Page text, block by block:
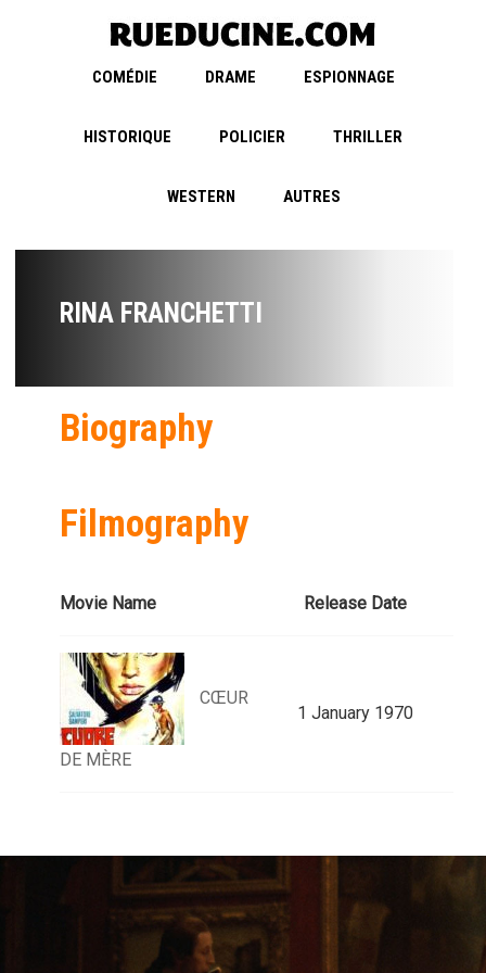
COMÉDIE DRAME ESPIONNAGE
HISTORIQUE POLICIER THRILLER
WESTERN AUTRES
RINA FRANCHETTI
Biography
Filmography
Movie Name Release Date
CŒUR
DE MÈRE
1 January 1970